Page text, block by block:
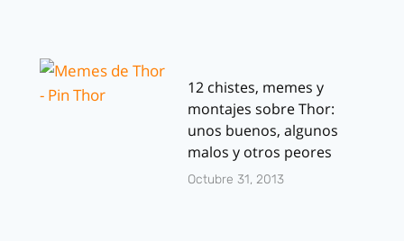
12 chistes, memes y
montajes sobre Thor:
unos buenos, algunos
malos y otros peores
Octubre 31, 2013